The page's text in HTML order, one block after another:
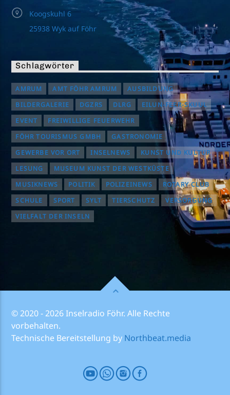
Koogskuhl 6
25938 Wyk auf Föhr
Schlagwörter
AMRUM AMT FÖHR AMRUM
AUSBILDUNG
BILDERGALERIE
DGZRS DLRG
EILUN-FEER-SKUUL
EVENT
FREIWILLIGE FEUERWEHR
FÖHR TOURISMUS GMBH
GASTRONOMIE
GEWERBE VOR ORT
INSELNEWS
KUNST UND KULTUR
LESUNG
MUSEUM KUNST DER WESTKÜSTE
MUSIKNEWS
POLITIK POLIZEINEWS
ROTARY CLUB
SCHULE
SPORT SYLT TIERSCHUTZ
VERSORGUNG
VIELFALT DER INSELN
© 2020 - 2026 Inselradio Föhr. Alle Rechte
vorbehalten.
Technische Bereitstellung by Northbeat.media